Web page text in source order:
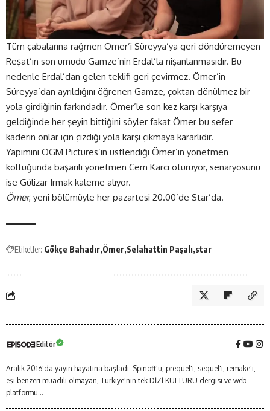
Tüm çabalarına rağmen Ömer’i Süreyya’ya geri döndüremeyen
Reşat’ın son umudu Gamze’nin Erdal’la nişanlanmasıdır. Bu
nedenle Erdal’dan gelen teklifi geri çevirmez. Ömer’in
Süreyya’dan ayrıldığını öğrenen Gamze, çoktan dönülmez bir
yola girdiğinin farkındadır. Ömer’le son kez karşı karşıya
geldiğinde her şeyin bittiğini söyler fakat Ömer bu sefer
kaderin onlar için çizdiği yola karşı çıkmaya kararlıdır.
Yapımını OGM Pictures’ın üstlendiği Ömer’in yönetmen
koltuğunda başarılı yönetmen Cem Karcı oturuyor, senaryosunu
ise Gülizar Irmak kaleme alıyor.
Ömer, yeni bölümüyle her pazartesi 20.00’de Star’da.
Etiketler: Gökçe Bahadır Ömer Selahattin Paşalı star
Editör
Aralık 2016'da yayın hayatına başladı. Spinoff'u, prequel'i, sequel'i, remake'i,
eşi benzeri muadili olmayan, Türkiye'nin tek DİZİ KÜLTÜRÜ dergisi ve web
platformu...